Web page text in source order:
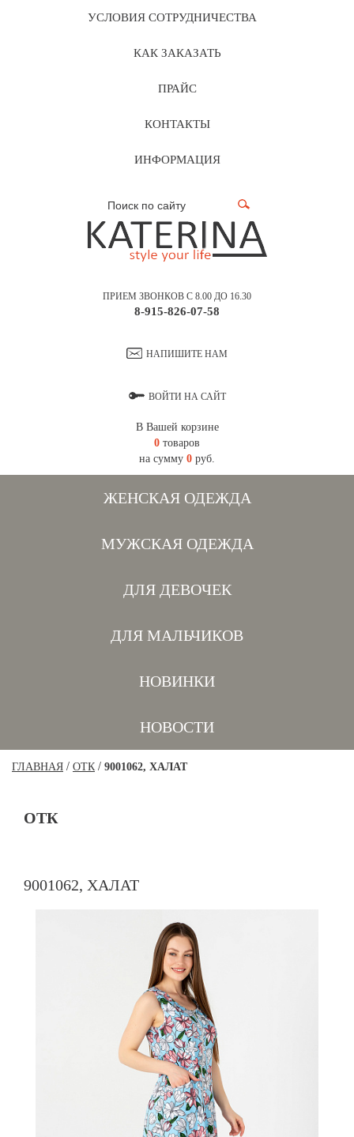
УСЛОВИЯ СОТРУДНИЧЕСТВА
КАК ЗАКАЗАТЬ
ПРАЙС
КОНТАКТЫ
ИНФОРМАЦИЯ
ПРИЕМ ЗВОНКОВ С 8.00 ДО 16.30
8-915-826-07-58
НАПИШИТЕ НАМ
ВОЙТИ НА САЙТ
В Вашей корзине
0 товаров
на сумму 0 руб.
ЖЕНСКАЯ ОДЕЖДА
МУЖСКАЯ ОДЕЖДА
ДЛЯ ДЕВОЧЕК
ДЛЯ МАЛЬЧИКОВ
НОВИНКИ
НОВОСТИ
ГЛАВНАЯ / ОТК/ 9001062, ХАЛАТ
ОТК
9001062, ХАЛАТ